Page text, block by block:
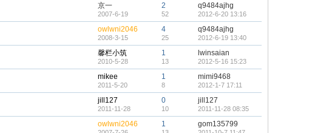
京一
2007-6-19
2
52
q9484ajhg
2012-6-20 13:16
owlwni2046
2008-3-15
4
25
q9484ajhg
2012-6-19 13:40
馨栏小筑
2010-5-28
1
13
lwinsaian
2012-5-16 15:23
mikee
2011-5-20
1
8
mimi9468
2012-1-7 17:11
jill127
2011-11-28
0
10
jill127
2011-11-28 08:35
owlwni2046 1 gom135799